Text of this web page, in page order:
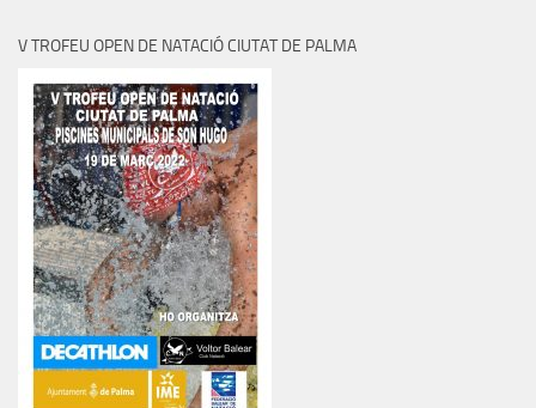
V TROFEU OPEN DE NATACIÓ CIUTAT DE PALMA